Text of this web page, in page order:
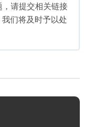
请提交相关链接
们将及时予以处